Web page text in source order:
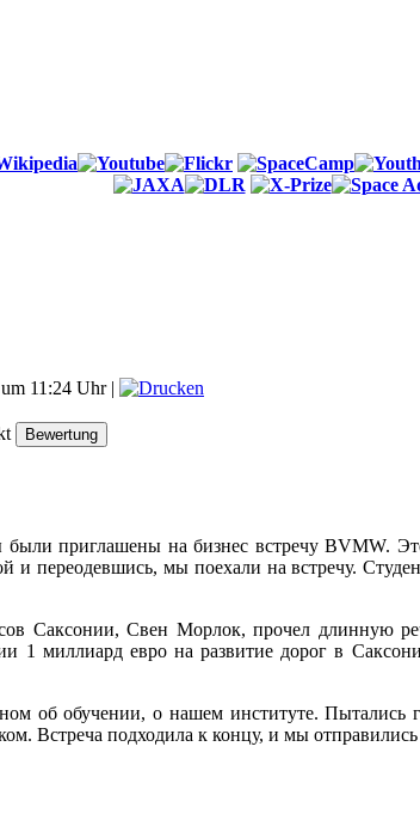
11:24 Uhr |
приглашены на бизнес встречу BVMW.
и переодевшись, мы поехали на встречу.
Саксонии, Свен Морлок, прочел длинную
1 миллиард евро на развитие дорог в
об обучении, о нашем институте. Пытались
Встреча подходила к концу, и мы